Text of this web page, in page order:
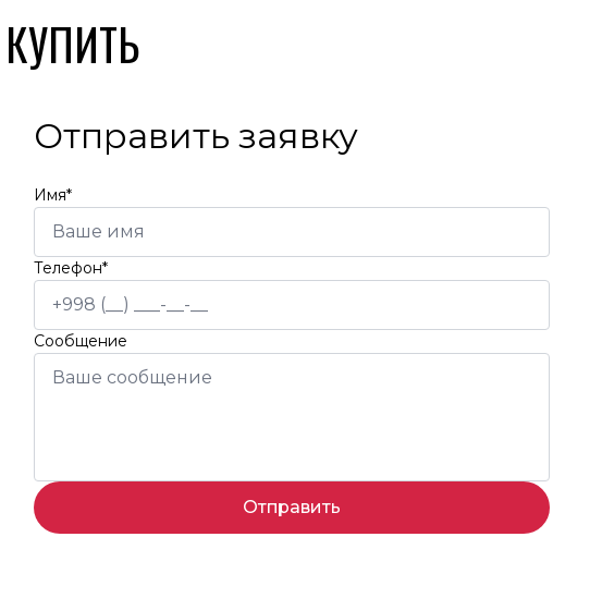
Отправить заявку
Имя*
Телефон*
Сообщение
Отправить